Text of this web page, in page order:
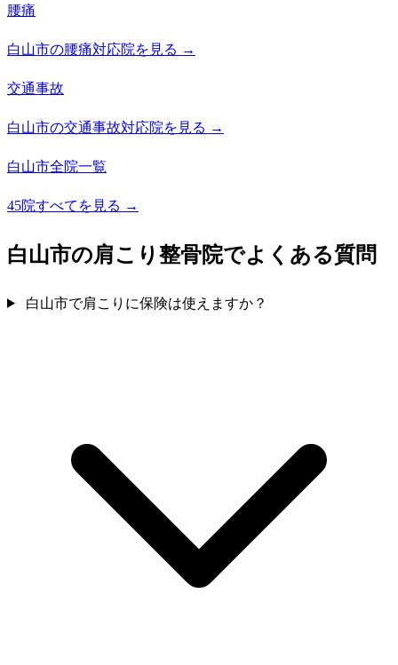
腰痛
白山市の腰痛対応院を見る →
交通事故
白山市の交通事故対応院を見る →
白山市全院一覧
45院すべてを見る →
白山市の肩こり整骨院でよくある質問
白山市で肩こりに保険は使えますか？